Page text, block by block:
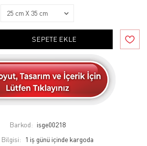
SEPETE EKLE
Barkod: isge00218
1 iş günü içinde kargoda